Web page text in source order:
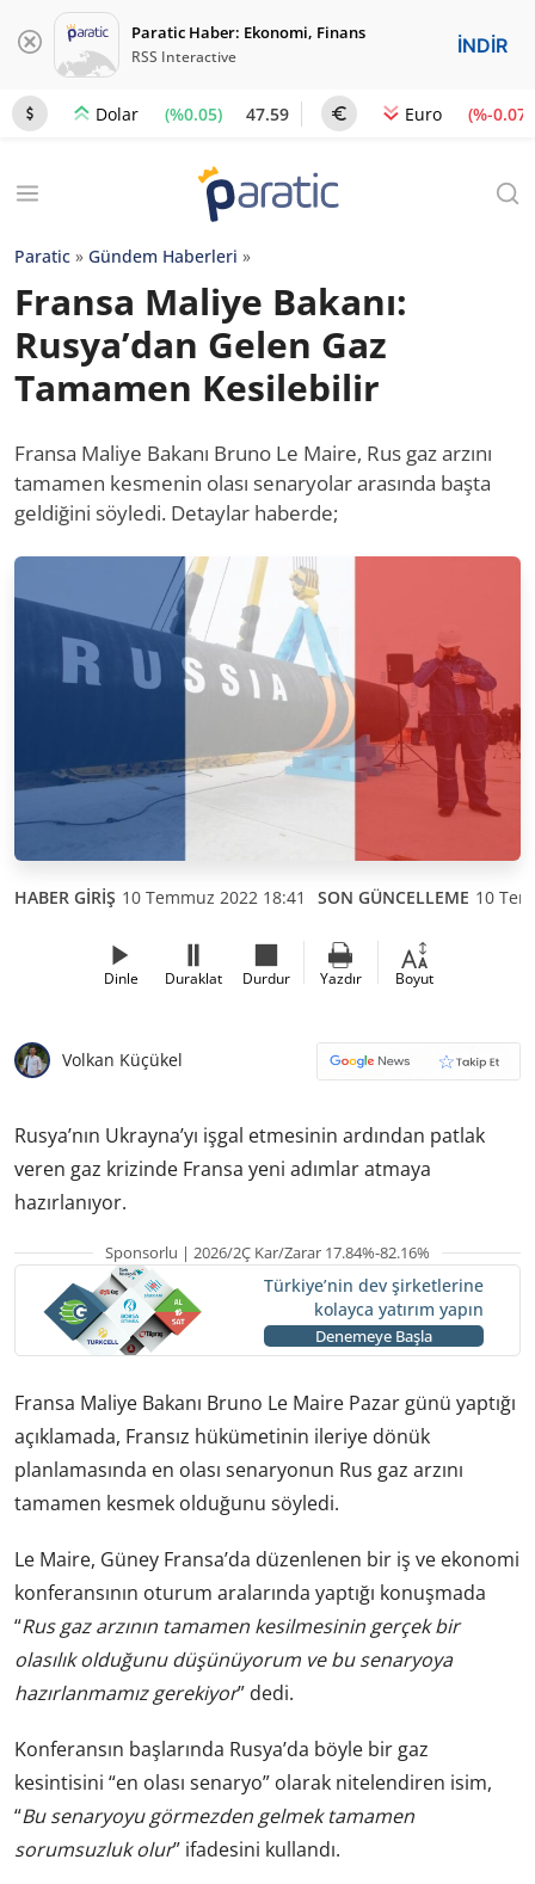
Paratic Haber: Ekonomi, Finans
RSS Interactive İNDİR
Dolar (%0.05) 47.59 Euro (%-0.07)
Paratic » Gündem Haberleri »
Fransa Maliye Bakanı:
Rusya’dan Gelen Gaz
Tamamen Kesilebilir
Fransa Maliye Bakanı Bruno Le Maire, Rus gaz arzını
tamamen kesmenin olası senaryolar arasında başta
geldiğini söyledi. Detaylar haberde;
HABER GİRİŞ 10 Temmuz 2022 18:41 SON GÜNCELLEME 10
Dinle Duraklat Durdur Yazdır Boyut
Volkan Küçükel
Rusya’nın Ukrayna’yı işgal etmesinin ardından patlak
veren gaz krizinde Fransa yeni adımlar atmaya
hazırlanıyor.
Sponsorlu | 2026/2Ç Kar/Zarar 17.84%-82.16%
Türkiye’nin dev şirketlerine
kolayca yatırım yapın
Denemeye Başla
Fransa Maliye Bakanı Bruno Le Maire Pazar günü yaptığı
açıklamada, Fransız hükümetinin ileriye dönük
planlamasında en olası senaryonun Rus gaz arzını
tamamen kesmek olduğunu söyledi.
Le Maire, Güney Fransa’da düzenlenen bir iş ve ekonomi
konferansının oturum aralarında yaptığı konuşmada
“Rus gaz arzının tamamen kesilmesinin gerçek bir
olasılık olduğunu düşünüyorum ve bu senaryoya
hazırlanmamız gerekiyor” dedi.
Konferansın başlarında Rusya’da böyle bir gaz
kesintisini “en olası senaryo” olarak nitelendiren isim,
“Bu senaryoyu görmezden gelmek tamamen
sorumsuzluk olur” ifadesini kullandı.